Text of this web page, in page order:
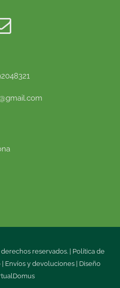
reservados. | Política de
| Envíos y devoluciones | Diseño